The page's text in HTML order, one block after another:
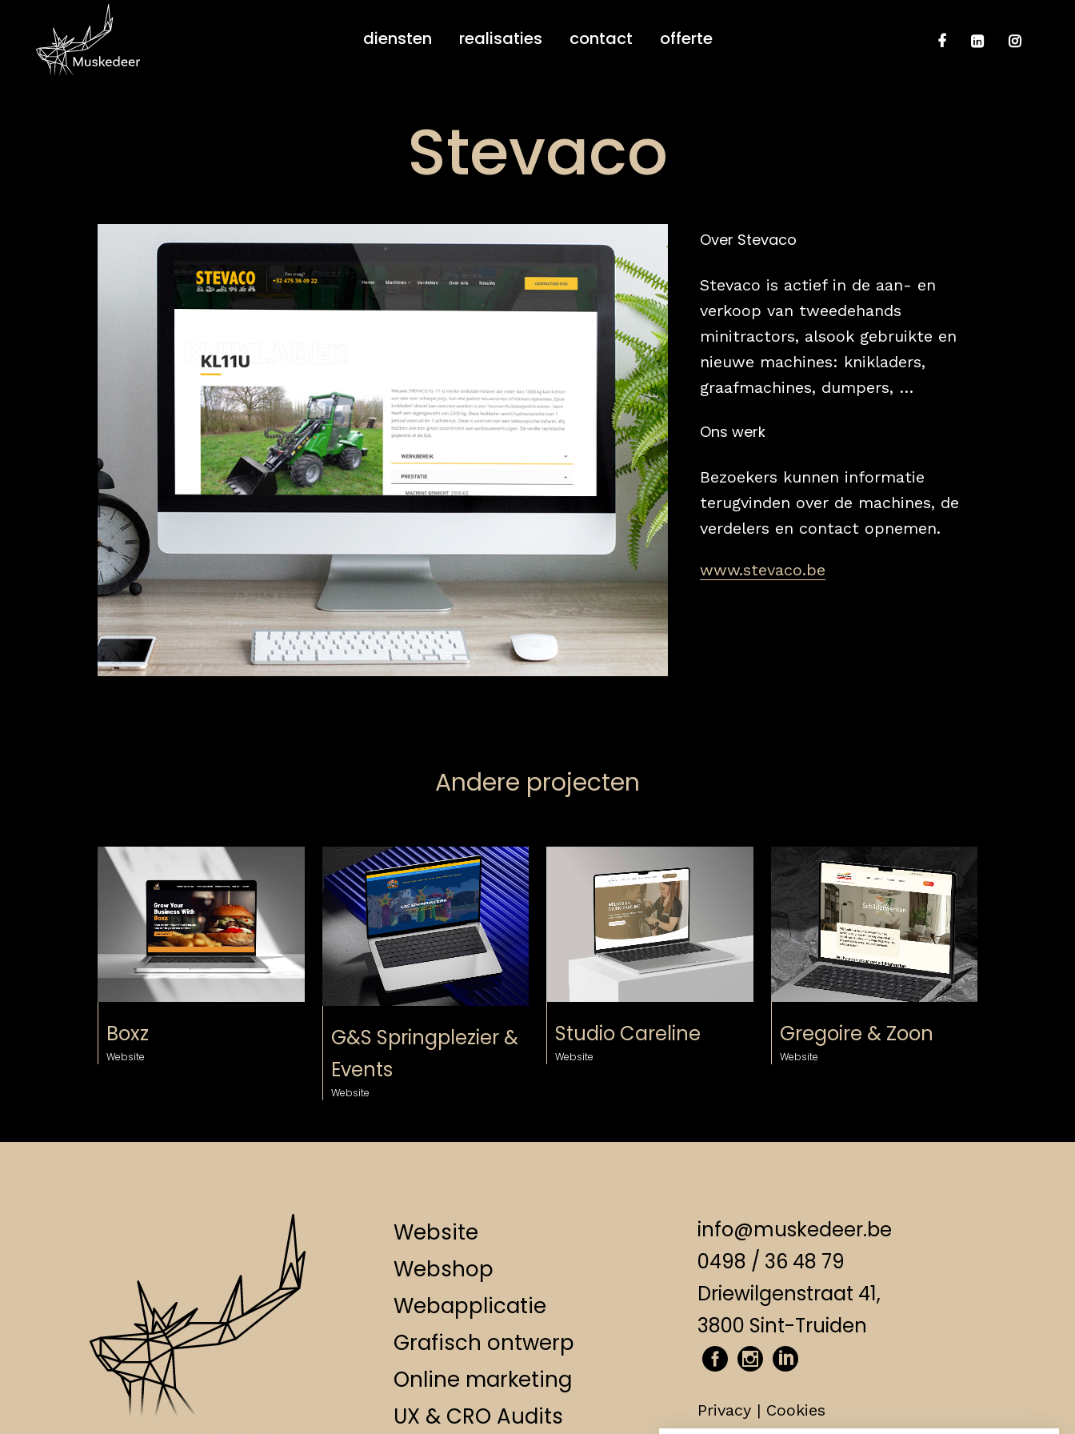
diensten realisaties contact offerte
Stevaco
Over Stevaco
Stevaco is actief in de aan- en
verkoop van tweedehands
minitractors, alsook gebruikte en
nieuwe machines: knikladers,
graafmachines, dumpers, …
Ons werk
Bezoekers kunnen informatie
terugvinden over de machines, de
verdelers en contact opnemen.
www.stevaco.be
Andere projecten
bekijk
Boxz
Website
bekijk
G&S Springplezier &
Events
Website
bekijk
Studio Careline
Website
bekijk
Gregoire & Zoon
Website
Website
Webshop
Webapplicatie
Grafisch ontwerp
Online marketing
UX & CRO Audits
info@muskedeer.be
0498 / 36 48 79
Driewilgenstraat 41,
3800 Sint-Truiden
Privacy| Cookies